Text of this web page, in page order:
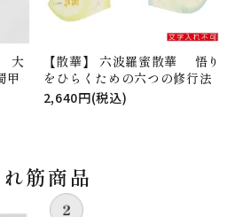
大
甲
【散華】 六波羅蜜散華 悟り
をひらくための六つの修行法
2,640円(税込)
筋商品